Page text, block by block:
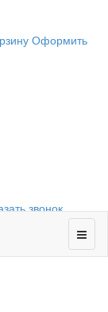
Оформить
звонок